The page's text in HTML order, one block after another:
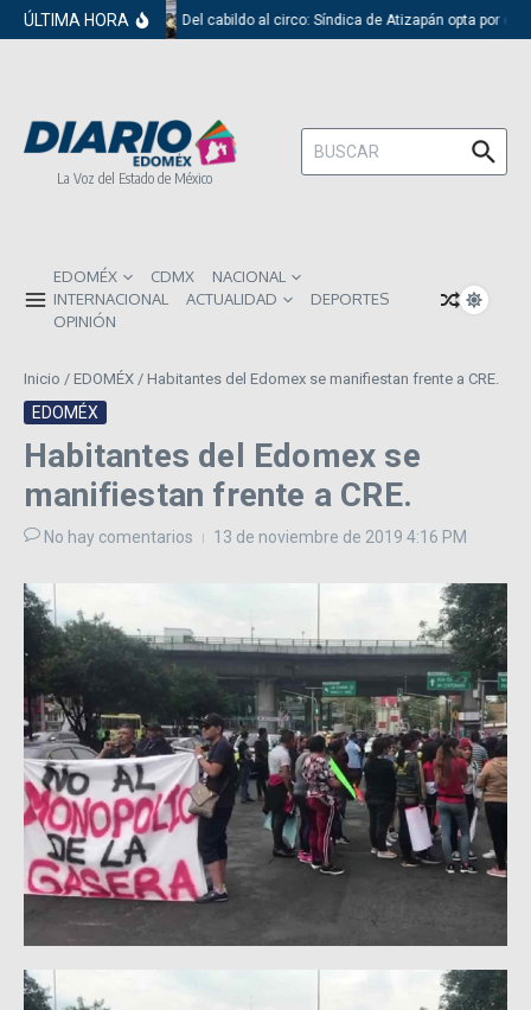
Saltar al contenido
ÚLTIMA HORA Del cabildo al circo: Síndica de Atizapán opta por el
La Voz del Estado de México
Buscar:
EDOMÉX CDMX
NACIONAL
INTERNACIONAL
ACTUALIDAD
DEPORTES
OPINIÓN
Inicio / EDOMÉX / Habitantes del Edomex se manifiestan frente a CRE.
EDOMÉX
Habitantes del Edomex se
manifiestan frente a CRE.
No hay comentarios 13 de noviembre de 2019 4:16 PM